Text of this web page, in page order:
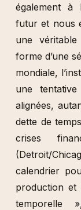
également à
futur et nous
une
forme d’une
mondiale,
une
alignées,
dette de
crises
(Detroit/
calendrier
production et
temporelle